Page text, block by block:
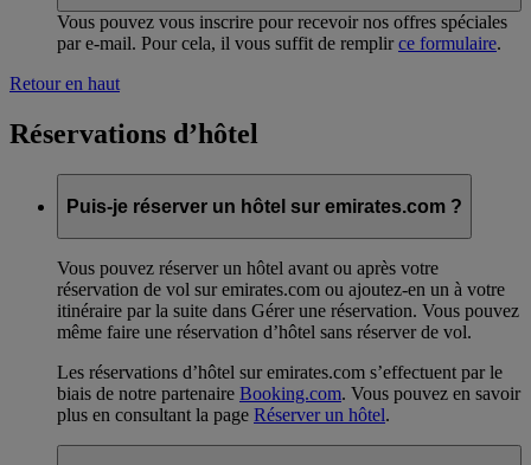
Vous pouvez vous inscrire pour recevoir nos offres spéciales
par e-mail. Pour cela, il vous suffit de remplirce formulaire.
Retour en haut
Réservations d’hôtel
Puis-je réserver un hôtel sur emirates.com ?
Vous pouvez réserver un hôtel avant ou après votre
réservation de vol sur emirates.com ou ajoutez-en un à votre
itinéraire par la suite dans Gérer une réservation. Vous pouvez
même faire une réservation d’hôtel sans réserver de vol.
Les réservations d’hôtel sur emirates.com s’effectuent par le
biais de notre partenaire Booking.com. Vous pouvez en savoir
plus en consultant la page Réserver un hôtel.